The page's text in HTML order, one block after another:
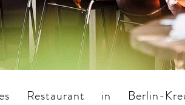
Restaurant in Berlin-